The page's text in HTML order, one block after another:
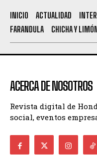
INICIO ACTUALIDAD
FARANDULA
CHICHA Y LIMÓN
ACERCA DE NOSOTROS
Revista digital de
social, eventos